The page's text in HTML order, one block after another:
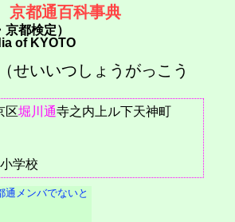
京都通百科事典
京都検定）
of KYOTO
せいいつしょうがっこう
区堀川通寺之内上ル下天神町
学校